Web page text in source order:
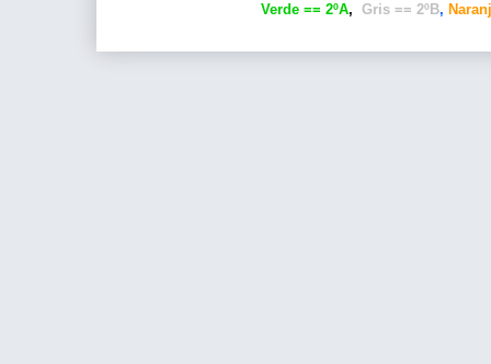
Verde == 2ºA, Gris == 2ºB,